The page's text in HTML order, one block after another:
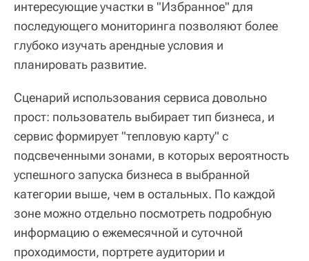
интересующие участки в "Избранное" для
последующего мониторинга позволяют более
глубоко изучать арендные условия и
планировать развитие.
Сценарий использования сервиса довольно
прост: пользователь выбирает тип бизнеса, и
сервис формирует "тепловую карту" с
подсвеченными зонами, в которых вероятность
успешного запуска бизнеса в выбранной
категории выше, чем в остальных. По каждой
зоне можно отдельно посмотреть подробную
информацию о ежемесячной и суточной
проходимости, портрете аудитории и